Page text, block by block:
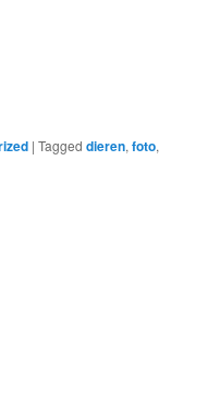
|Tagged dieren,foto,